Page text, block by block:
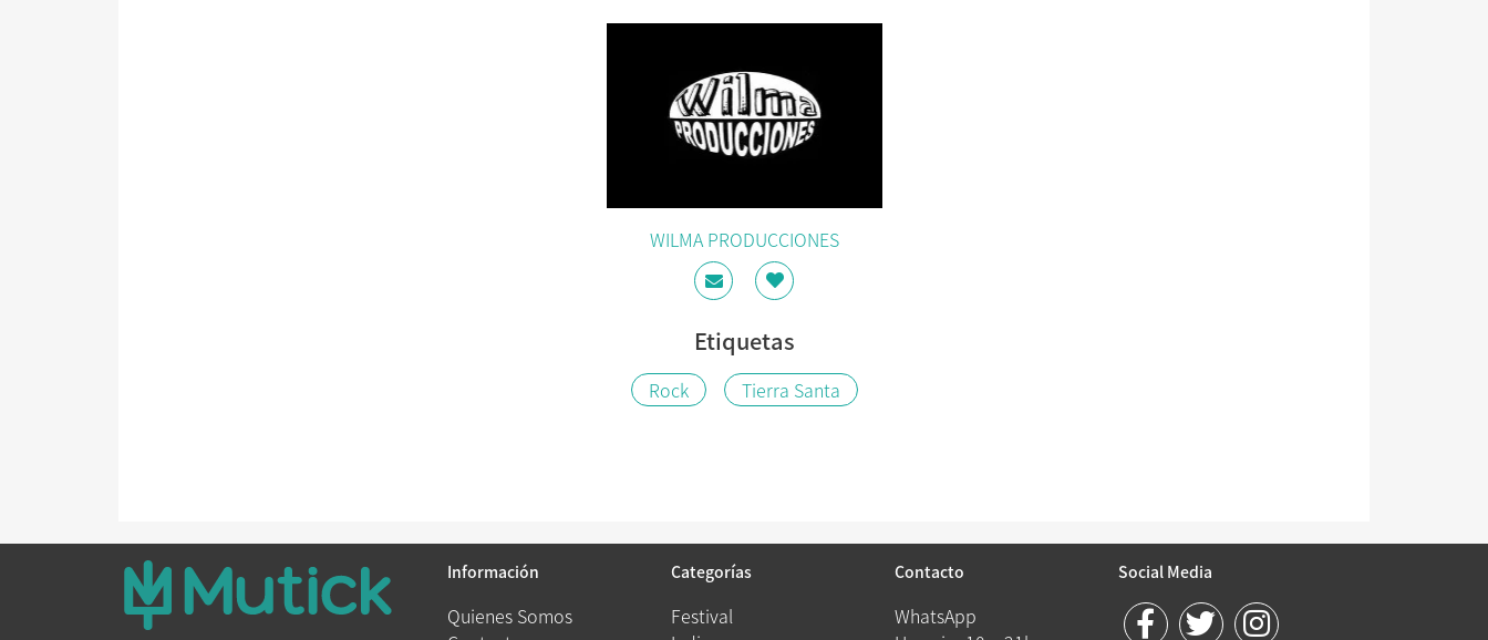
WILMA PRODUCCIONES
Etiquetas
Rock Tierra Santa
Información
Quienes Somos
Categorías
Festival
Contacto
WhatsApp
Social Media